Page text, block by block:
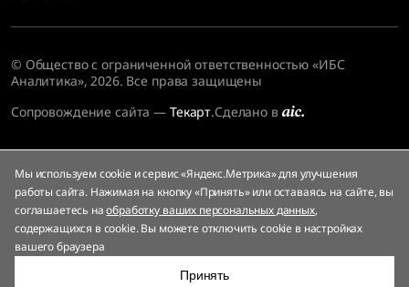
© Общество с ограниченной ответственностью «ИБС
Аналитика», 2026. Все права защищены
Сопровождение сайта — Текарт.Сделано в
Мы используем cookie и сервис «Яндекс.Метрика» для улучшения
работы сайта. Нажимая на кнопку «Принять» или оставаясь на сайте, вы
соглашаетесь наобработку ваших персональных данных,
содержащихся в cookie. Вы можете отключить cookie в настройках
вашего браузера
Принять